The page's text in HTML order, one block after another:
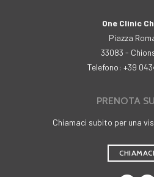
One Clinic
Piazza
33083 -
Telefono: +39
PRENOTA
Chiamaci subito per una
CHIAMACI